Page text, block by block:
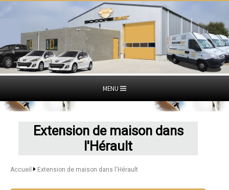
MENU
Extension de maison dans
l'Hérault
Accueil Extension de maison dans l'Hérault